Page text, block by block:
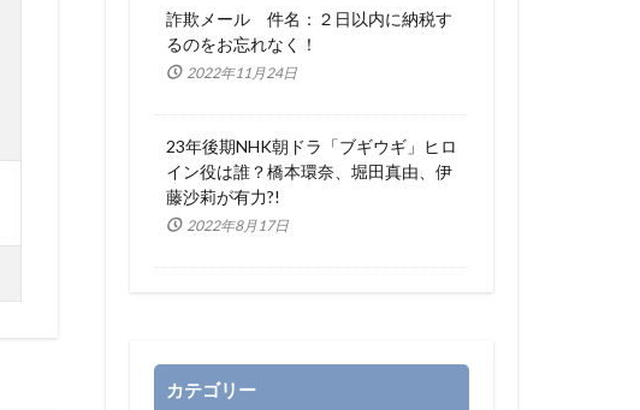
詐欺メール 件名：２日以内に納税す
るのをお忘れなく！
2022年11月24日
23年後期NHK朝ドラ「ブギウギ」ヒロ
イン役は誰？橋本環奈、堀田真由、伊
藤沙莉が有力?!
2022年8月17日
カテゴリー